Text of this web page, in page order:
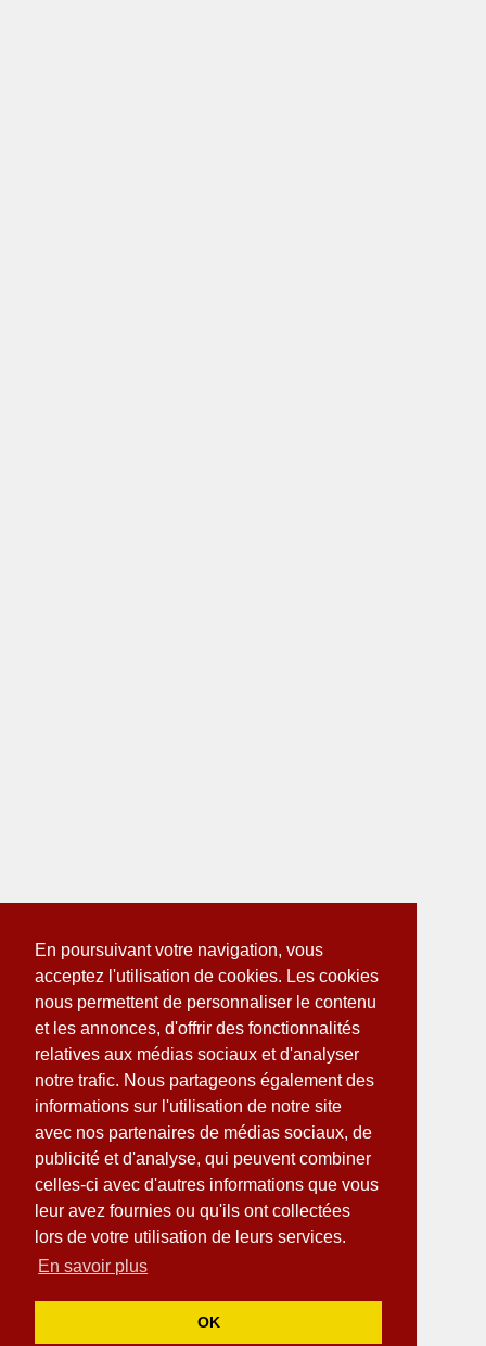
En poursuivant votre navigation, vous
acceptez l'utilisation de cookies. Les cookies
nous permettent de personnaliser le contenu
et les annonces, d'offrir des fonctionnalités
relatives aux médias sociaux et d'analyser
notre trafic. Nous partageons également des
informations sur l'utilisation de notre site
avec nos partenaires de médias sociaux, de
publicité et d'analyse, qui peuvent combiner
celles-ci avec d'autres informations que vous
leur avez fournies ou qu'ils ont collectées
lors de votre utilisation de leurs services.
En savoir plus
OK